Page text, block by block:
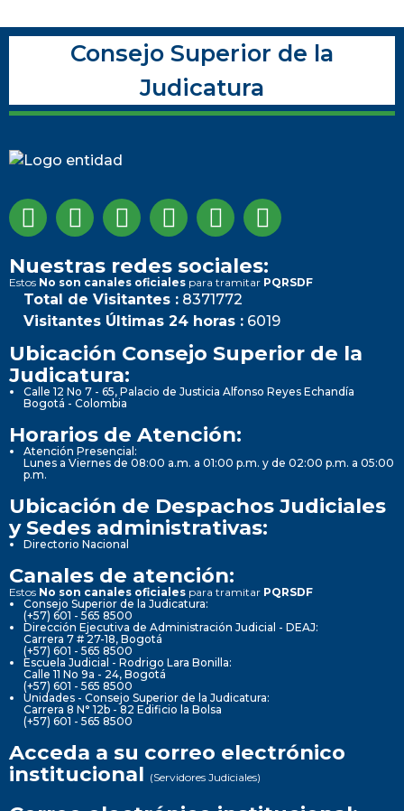
Consejo Superior de la
Judicatura
Nuestras redes sociales:
Estos No son canales oficiales para tramitar PQRSDF
Total de Visitantes : 8371772
Visitantes Últimas 24 horas : 6019
Ubicación Consejo Superior de la
Judicatura:
Calle 12 No 7 - 65, Palacio de Justicia Alfonso Reyes Echandía
Bogotá - Colombia
Horarios de Atención:
Atención Presencial:
Lunes a Viernes de 08:00 a.m. a 01:00 p.m. y de 02:00 p.m. a 05:00
p.m.
Ubicación de Despachos Judiciales
y Sedes administrativas:
Directorio Nacional
Canales de atención:
Estos No son canales oficiales para tramitar PQRSDF
Consejo Superior de la Judicatura:
(+57) 601 - 565 8500
Dirección Ejecutiva de Administración Judicial - DEAJ:
Carrera 7 # 27-18, Bogotá
(+57) 601 - 565 8500
Escuela Judicial - Rodrigo Lara Bonilla:
Calle 11 No 9a - 24, Bogotá
(+57) 601 - 565 8500
Unidades - Consejo Superior de la Judicatura:
Carrera 8 N° 12b - 82 Edificio la Bolsa
(+57) 601 - 565 8500
Acceda a su correo electrónico
institucional (Servidores Judiciales)